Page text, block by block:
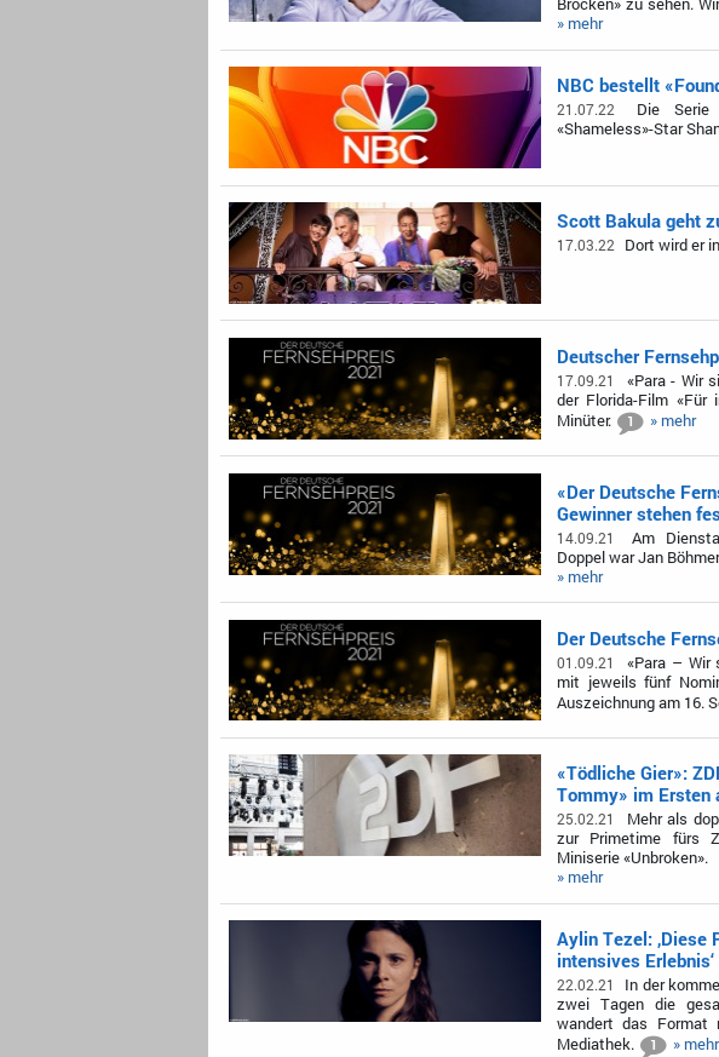
» mehr
NBC bestellt
21.07.22
Die Serie
«Shameless»-Star
Scott Bakula geht
17.03.22 Dort wird er
Deutscher
17.09.21
«Para - Wir
der Florida-Film «Für
Minüter.
1 » mehr
«Der Deutsche
Gewinner stehen
14.09.21
Am
Doppel war Jan
» mehr
Der Deutsche
01.09.21
«Para – Wir
mit jeweils fünf
Auszeichnung am 16.
«Tödliche Gier»:
Tommy» im Ersten
25.02.21
Mehr als
zur Primetime fürs
Miniserie «Unbroken».
» mehr
Aylin Tezel: ‚Diese
intensives Erlebnis‘
22.02.21
In der
zwei Tagen die
wandert das
Mediathek.
1 » mehr